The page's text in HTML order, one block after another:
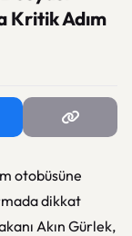
Kritik Adım
otobüsüne
dikkat
Akın Gürlek,